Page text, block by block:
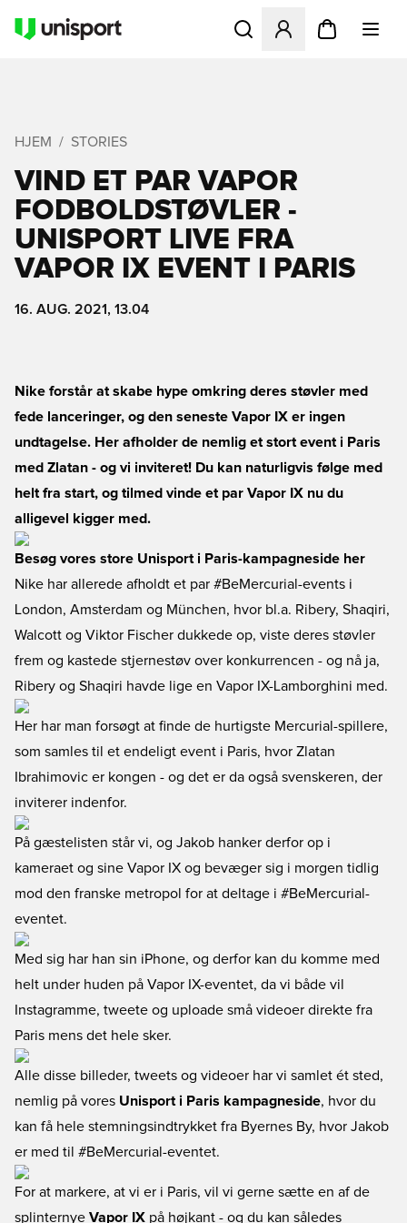
Åbner en Modal til at
HJEM STORIES
VIND ET PAR VAPOR
FODBOLDSTØVLER -
UNISPORT LIVE FRA
VAPOR IX EVENT I PARIS
16. AUG. 2021, 13.04
Nike forstår at skabe hype omkring deres støvler med
fede lanceringer, og den seneste Vapor IX er ingen
undtagelse. Her afholder de nemlig et stort event i Paris
med Zlatan - og vi inviteret! Du kan naturligvis følge med
helt fra start, og tilmed vinde et par Vapor IX nu du
alligevel kigger med.
Besøg vores store Unisport i Paris-kampagneside her
Nike har allerede afholdt et par #BeMercurial-events i
London, Amsterdam og München, hvor bl.a. Ribery, Shaqiri,
Walcott og Viktor Fischer dukkede op, viste deres støvler
frem og kastede stjernestøv over konkurrencen - og nå ja,
Ribery og Shaqiri havde lige en Vapor IX-Lamborghini med.
Her har man forsøgt at finde de hurtigste Mercurial-spillere,
som samles til et endeligt event i Paris, hvor Zlatan
Ibrahimovic er kongen - og det er da også svenskeren, der
inviterer indenfor.
På gæstelisten står vi, og Jakob hanker derfor op i
kameraet og sine Vapor IX og bevæger sig i morgen tidlig
mod den franske metropol for at deltage i #BeMercurial-
eventet.
Med sig har han sin iPhone, og derfor kan du komme med
helt under huden på Vapor IX-eventet, da vi både vil
Instagramme, tweete og uploade små videoer direkte fra
Paris mens det hele sker.
Alle disse billeder, tweets og videoer har vi samlet ét sted,
nemlig på vores Unisport i Paris kampagneside, hvor du
kan få hele stemningsindtrykket fra Byernes By, hvor Jakob
er med til #BeMercurial-eventet.
For at markere, at vi er i Paris, vil vi gerne sætte en af de
splinternye Vapor IX på højkant - og du kan således